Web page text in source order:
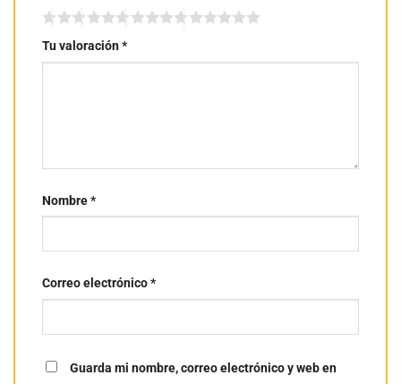
Tu valoración*
Nombre*
Correo electrónico*
Guarda mi nombre, correo electrónico y web en